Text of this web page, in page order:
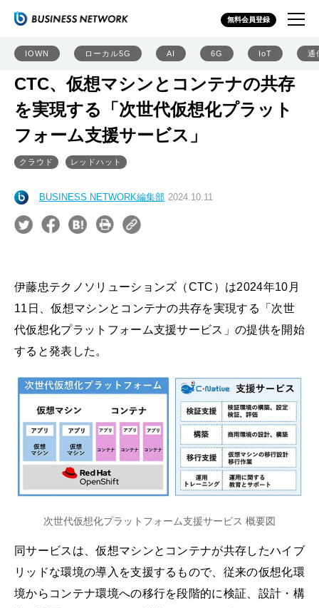
無料会員登録
IOWN ローカル5G AI 6G IoT 通
CTC、仮想マシンとコンテナの共存
を実現する「次世代仮想化プラット
フォーム支援サービス」
クラウド レッドハット
BUSINESS NETWORK編集部 2024.10.11
伊藤忠テクノソリューションズ（CTC）は2024年10月
11日、仮想マシンとコンテナの共存を実現する「次世
代仮想化プラットフォーム支援サービス」の提供を開始
すると発表した。
次世代仮想化プラットフォーム支援サービス 概要図
同サービスは、仮想マシンとコンテナが共存したハイブ
リッドな環境の導入を支援するもので、従来の仮想化環
境からコンテナ環境への移行を段階的に検証、設計・構